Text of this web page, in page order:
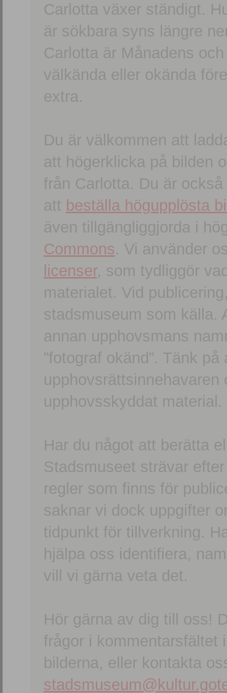
Carlotta växer ständigt.
är sökbara syns längre
Carlotta är Månadens
välkända eller okända
extra.
Du är välkommen att
att högerklicka på bilden
från Carlotta. Du är
att beställa högupplösta
även tillgängliggjorda i
Commons. Vi använder
licenser, som tydliggör
materialet. Vid
stadsmuseum som källa.
annan upphovsmans
”fotograf okänd”. Tänk
upphovsskyddat material.
Har du något att berätta
Stadsmuseet strävar
regler som finns för
saknar vi dock uppgifter
tidpunkt för tillverkning.
hjälpa oss identifiera,
vill vi gärna veta det.
Hör gärna av dig till oss!
frågor i kommentarsfältet
bilderna, eller kontakta